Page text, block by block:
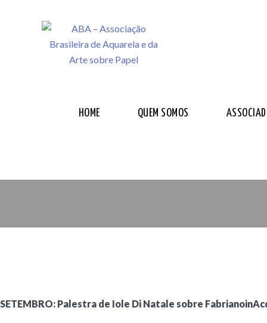
HOME QUEM SOMOS
SETEMBRO: Palestra de Iole Di Natale sobre